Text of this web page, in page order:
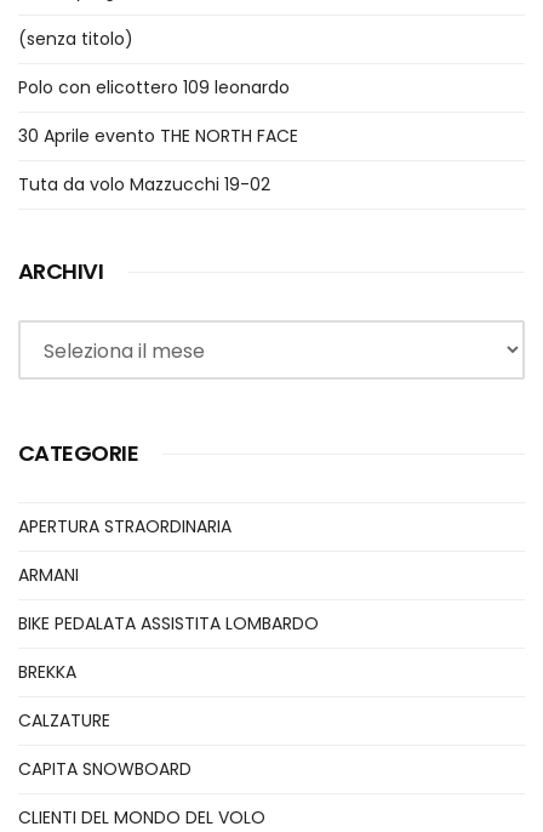
(senza titolo)
Polo con elicottero 109 leonardo
30 Aprile evento THE NORTH FACE
Tuta da volo Mazzucchi 19-02
ARCHIVI
Archivi
CATEGORIE
APERTURA STRAORDINARIA
ARMANI
BIKE PEDALATA ASSISTITA LOMBARDO
BREKKA
CALZATURE
CAPITA SNOWBOARD
CLIENTI DEL MONDO DEL VOLO